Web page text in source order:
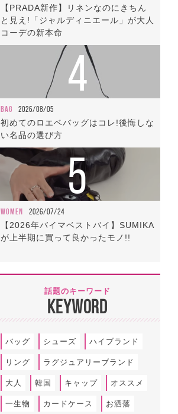
【PRADA新作】リネンなのにきちん
と見え!「ジャルディニエール」が大人
コーデの新本命
4
BAG 2026/08/05
初めてのロエベバッグはコレ!後悔しな
い名品の選び方
5
WOMEN 2026/07/24
【2026年バイマベストバイ】SUMIKA
が上半期に買って良かったモノ!!
話題のキーワード
KEYWORD
バッグ シューズ ハイブランド
リング ラグジュアリーブランド
大人 韓国 キャップ オススメ
一生物 カードケース お洒落